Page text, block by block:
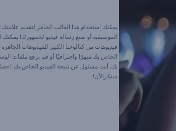
يمكنك استخدام هذا القالب الجاهز لتقديم علامتك
الموسيقية أو صنع رسالة فيديو لجمهورك! يمكنك
فيديوهات من كتالوجنا الكبير للفيديوهات الجاهزة
الخاص بك مبهرًا واحترافيًا أو قم برفع ملفات
بك. أنت مسئول عن نتيجة الفيديو الخاص بك.
مبتكرالآن!